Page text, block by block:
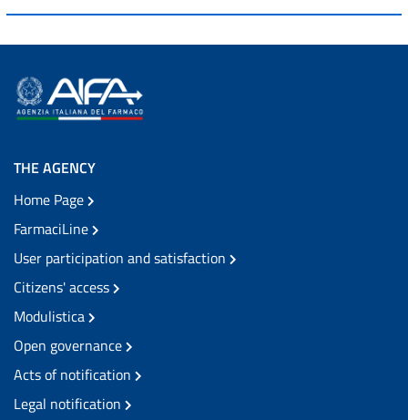
THE AGENCY
Home Page
FarmaciLine
User participation and satisfaction
Citizens' access
Modulistica
Open governance
Acts of notification
Legal notification